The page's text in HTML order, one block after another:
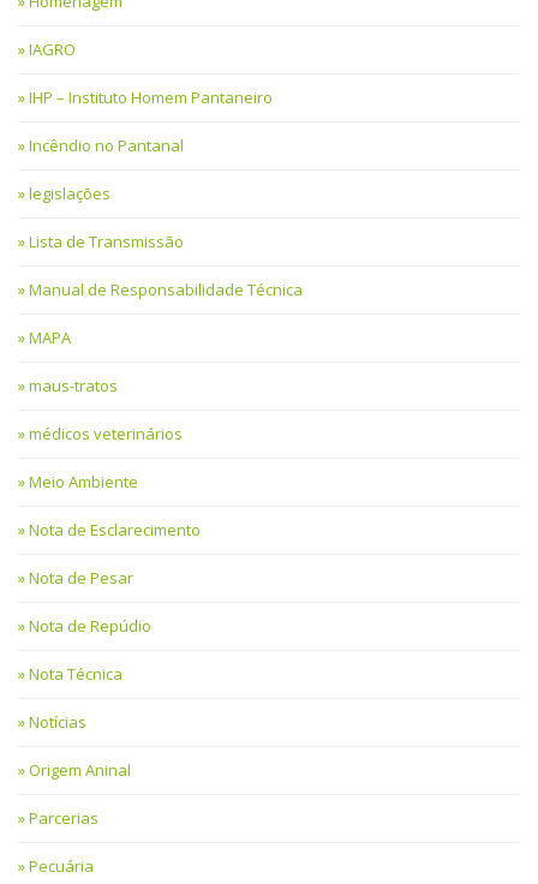
IAGRO
IHP – Instituto Homem Pantaneiro
Incêndio no Pantanal
legislações
Lista de Transmissão
Manual de Responsabilidade Técnica
MAPA
maus-tratos
médicos veterinários
Meio Ambiente
Nota de Esclarecimento
Nota de Pesar
Nota de Repúdio
Nota Técnica
Notícias
Origem Aninal
Parcerias
Pecuária